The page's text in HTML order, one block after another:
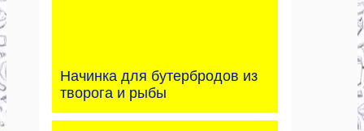
Начинка для бутербродов из
творога и рыбы